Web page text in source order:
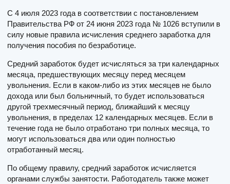
С 4 июля 2023 года в соответствии с постановлением
Правительства РФ от 24 июня 2023 года № 1026 вступили в
силу новые правила исчисления среднего заработка для
получения пособия по безработице.
Средний заработок будет исчисляться за три календарных
месяца, предшествующих месяцу перед месяцем
увольнения. Если в каком-либо из этих месяцев не было
дохода или был больничный, то будет использоваться
другой трехмесячный период, ближайший к месяцу
увольнения, в пределах 12 календарных месяцев. Если в
течение года не было отработано три полных месяца, то
могут использоваться два или один полностью
отработанный месяц.
По общему правилу, средний заработок исчисляется
органами службы занятости. Работодатель также может